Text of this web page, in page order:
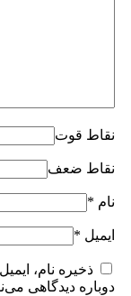
نقاط قوت
نقاط ضعف
نام *
ایمیل *
ذخیره نام،
دوباره دیدگاهی